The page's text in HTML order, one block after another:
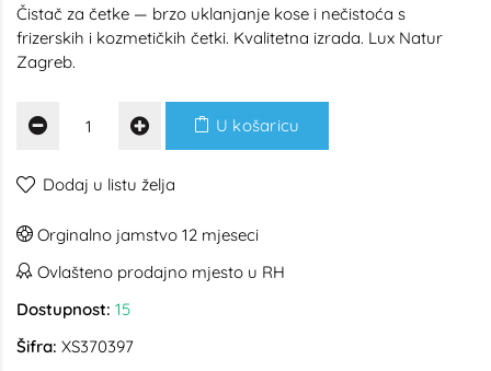
Čistač za četke — brzo uklanjanje kose i nečistoća s
frizerskih i kozmetičkih četki. Kvalitetna izrada. Lux Natur
Zagreb.
U košaricu
Dodaj u listu želja
Orginalno jamstvo 12 mjeseci
Ovlašteno prodajno mjesto u RH
Dostupnost: 15
Šifra: XS370397